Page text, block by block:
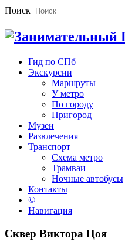
Поиск
Гид по СПб
Экскурсии
Маршруты
У метро
По городу
Пригород
Музеи
Развлечения
Транспорт
Схема метро
Трамваи
Ночные автобусы
Контакты
©
Навигация
Сквер Виктора Цоя